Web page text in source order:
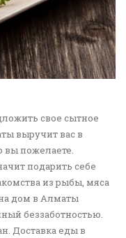
свое сытное
выручит вас в
вы пожелаете.
подарить себе
из рыбы, мяса
дом в Алматы
беззаботностью.
Доставка еды в